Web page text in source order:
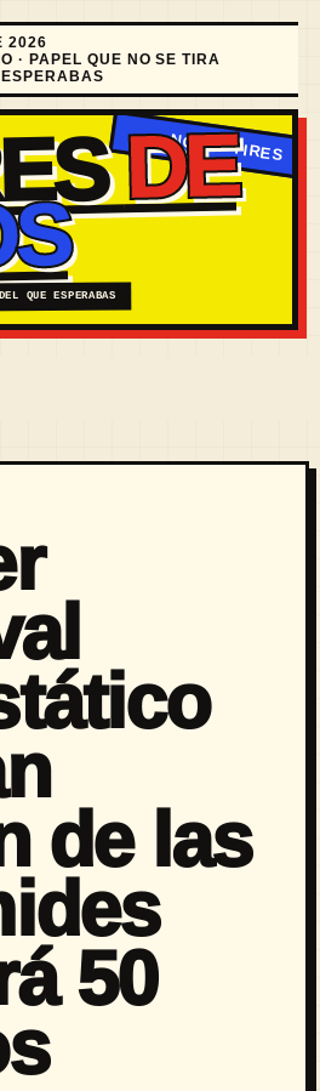
2026
· PAPEL QUE NO SE TIRA
DE
QUE ESPERABAS
de las
50